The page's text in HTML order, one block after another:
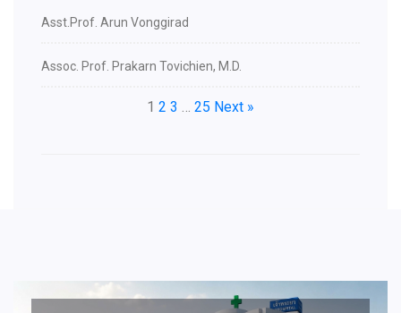
Asst.Prof. Arun Vonggirad
Assoc. Prof. Prakarn Tovichien, M.D.
1 2 3 … 25 Next »